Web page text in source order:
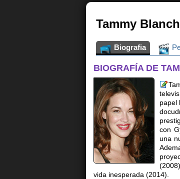
Tammy
Biografia
BIOGRAFÍA DE
papel
con
una
vida inesperada (2014).